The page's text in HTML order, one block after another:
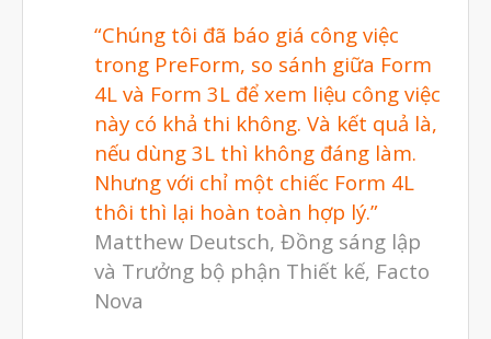
Tháng Mười Một 2024
Tháng Mười 2024
Tháng Chín 2024
Tháng Sáu 2024
Tháng Năm 2024
Tháng Tư 2024
Tháng Ba 2024
“Chúng tôi đã báo giá công việc
trong PreForm, so sánh giữa Form
4L và Form 3L để xem liệu công việc
này có khả thi không. Và kết quả là,
nếu dùng 3L thì không đáng làm.
Nhưng với chỉ một chiếc Form 4L
thôi thì lại hoàn toàn hợp lý.”
Matthew Deutsch, Đồng sáng lập
và Trưởng bộ phận Thiết kế, Facto
Nova